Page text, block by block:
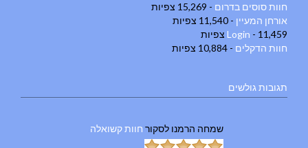
חוות סוסים בדרום - 15,269 צפיות
אורחן המעיין - 11,540 צפיות
Login - 11,459 צפיות
חוות הדקלים - 10,884 צפיות
תגובות גולשים
שמחה הרמנו לסקור חוות קשואלה